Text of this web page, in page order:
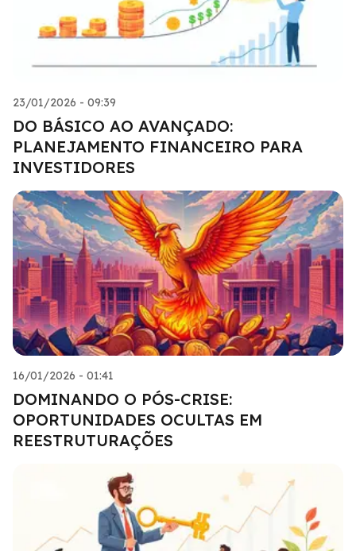
23/01/2026 - 09:39
DO BÁSICO AO AVANÇADO:
PLANEJAMENTO FINANCEIRO PARA
INVESTIDORES
16/01/2026 - 01:41
DOMINANDO O PÓS-CRISE:
OPORTUNIDADES OCULTAS EM
REESTRUTURAÇÕES